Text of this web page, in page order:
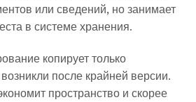
или сведений, но занимает
в системе хранения.
копирует только
после крайней версии.
пространство и скорее